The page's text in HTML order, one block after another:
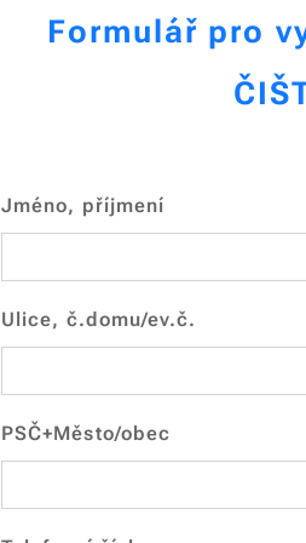
Formulář pro
Jméno, příjmení
Ulice, č.domu/ev.č.
PSČ+Město/obec